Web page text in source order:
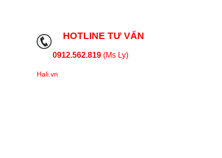
HOTLINE TƯ VẤN
0912.562.819 (Ms Ly)
Hali.vn